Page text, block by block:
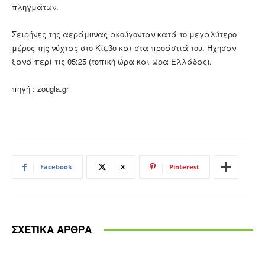
πληγμάτων.
Σειρήνες της αεράμυνας ακούγονταν κατά το μεγαλύτερο
μέρος της νύχτας στο Κίεβο και στα προάστιά του. Ήχησαν
ξανά περί τις 05:25 (τοπική ώρα και ώρα Ελλάδας).
πηγή : zougla.gr
Facebook X Pinterest
ΣΧΕΤΙΚΑ ΑΡΘΡΑ